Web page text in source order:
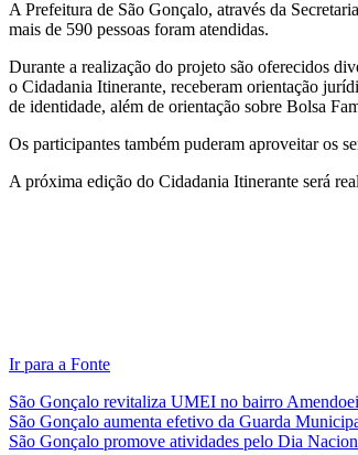
A Prefeitura de São Gonçalo, através da
mais de 590 pessoas foram atendidas.
Durante a realização do projeto são oferecidos
o Cidadania Itinerante, receberam orientação
de identidade, além de orientação sobre Bolsa
Os participantes também puderam aproveitar os
A próxima edição do Cidadania Itinerante será
Ir para a Fonte
São Gonçalo revitaliza UMEI no bairro
São Gonçalo aumenta efetivo da Guarda
São Gonçalo promove atividades pelo Dia